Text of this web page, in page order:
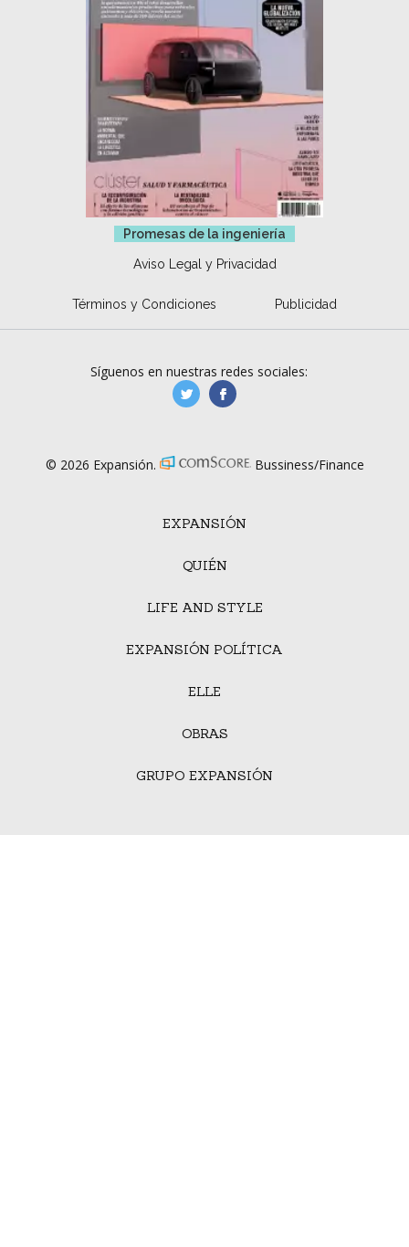
Promesas de la ingeniería
Aviso Legal y Privacidad
Términos y Condiciones Publicidad
EXPANSIÓN
QUIÉN
LIFE AND STYLE
EXPANSIÓN POLÍTICA
ELLE
OBRAS
GRUPO EXPANSIÓN
Síguenos en nuestras redes sociales:
manufacturaGE
© 2026 Expansión. Bussiness/Finance